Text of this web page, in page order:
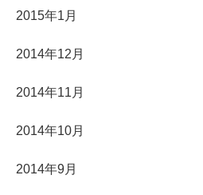
2015年1月
2014年12月
2014年11月
2014年10月
2014年9月